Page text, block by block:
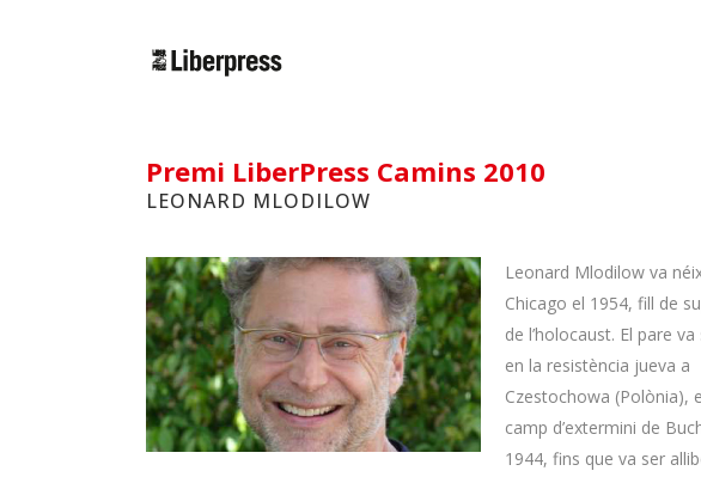
Premi LiberPress Camins 2010
LEONARD MLODILOW
Leonard Mlodilow va
Chicago el 1954, fill de
de l’holocaust. El pare
en la resistència jueva a
Czestochowa (Polònia),
camp d’extermini de
1944, fins que va ser